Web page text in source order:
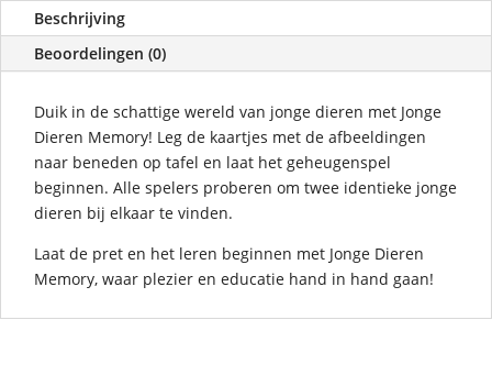
Beschrijving
Beoordelingen (0)
Duik in de schattige wereld van jonge dieren met Jonge
Dieren Memory! Leg de kaartjes met de afbeeldingen
naar beneden op tafel en laat het geheugenspel
beginnen. Alle spelers proberen om twee identieke jonge
dieren bij elkaar te vinden.
Laat de pret en het leren beginnen met Jonge Dieren
Memory, waar plezier en educatie hand in hand gaan!